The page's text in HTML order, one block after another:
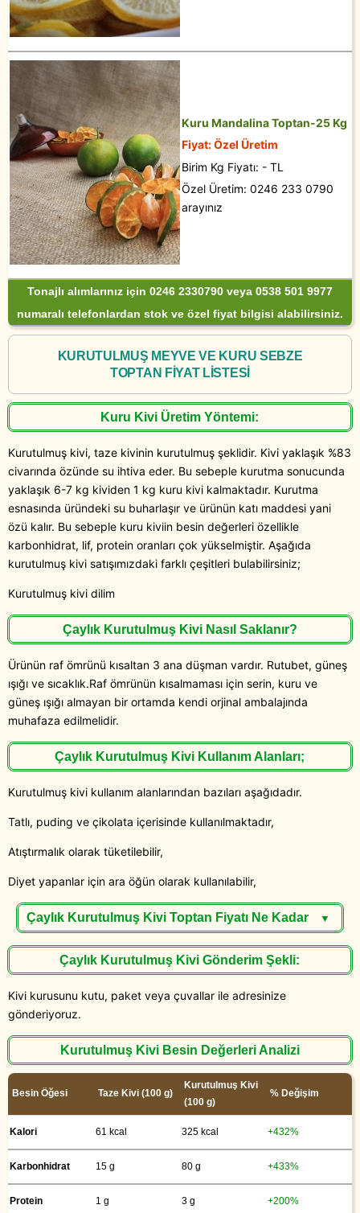
Kuru Mandalina Toptan-25 Kg
Fiyat: Özel Üretim
Birim Kg Fiyatı: - TL
Özel Üretim: 0246 233 0790
arayınız
Tonajlı alımlarınız için 0246 2330790 veya 0538 501 9977
numaralı telefonlardan stok ve özel fiyat bilgisi alabilirsiniz.
KURUTULMUŞ MEYVE VE KURU SEBZE
TOPTAN FİYAT LİSTESİ
Kuru Kivi Üretim Yöntemi:
Kurutulmuş kivi, taze kivinin kurutulmuş şeklidir. Kivi yaklaşık %83
civarında özünde su ihtiva eder. Bu sebeple kurutma sonucunda
yaklaşık 6-7 kg kividen 1 kg kuru kivi kalmaktadır. Kurutma
esnasında üründeki su buharlaşır ve ürünün katı maddesi yani
özü kalır. Bu sebeple kuru kiviin besin değerleri özellikle
karbonhidrat, lif, protein oranları çok yükselmiştir. Aşağıda
kurutulmuş kivi satışımızdaki farklı çeşitleri bulabilirsiniz;
Kurutulmuş kivi dilim
Çaylık Kurutulmuş Kivi Nasıl Saklanır?
Ürünün raf ömrünü kısaltan 3 ana düşman vardır. Rutubet, güneş
ışığı ve sıcaklık.Raf ömrünün kısalmaması için serin, kuru ve
güneş ışığı almayan bir ortamda kendi orjinal ambalajında
muhafaza edilmelidir.
Çaylık Kurutulmuş Kivi Kullanım Alanları;
Kurutulmuş kivi kullanım alanlarından bazıları aşağıdadır.
Tatlı, puding ve çikolata içerisinde kullanılmaktadır,
Atıştırmalık olarak tüketilebilir,
Diyet yapanlar için ara öğün olarak kullanılabilir,
Çaylık Kurutulmuş Kivi Toptan Fiyatı Ne Kadar ▼
Çaylık Kurutulmuş Kivi Gönderim Şekli:
Kivi kurusunu kutu, paket veya çuvallar ile adresinize
gönderiyoruz.
Kurutulmuş Kivi Besin Değerleri Analizi
Besin Öğesi Taze Kivi (100 g)
Kurutulmuş Kivi
(100 g)
% Değişim
Kalori 61 kcal 325 kcal +432%
Karbonhidrat 15 g 80 g +433%
Protein 1 g 3 g +200%